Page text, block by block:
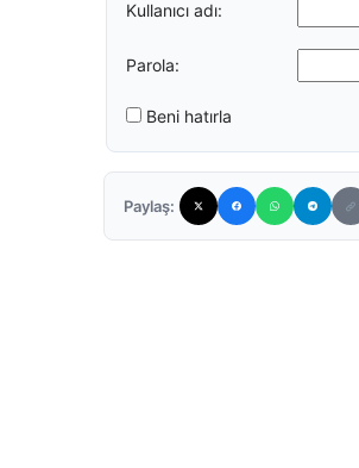
Kullanıcı adı:
Parola:
Beni hatırla
Paylaş: